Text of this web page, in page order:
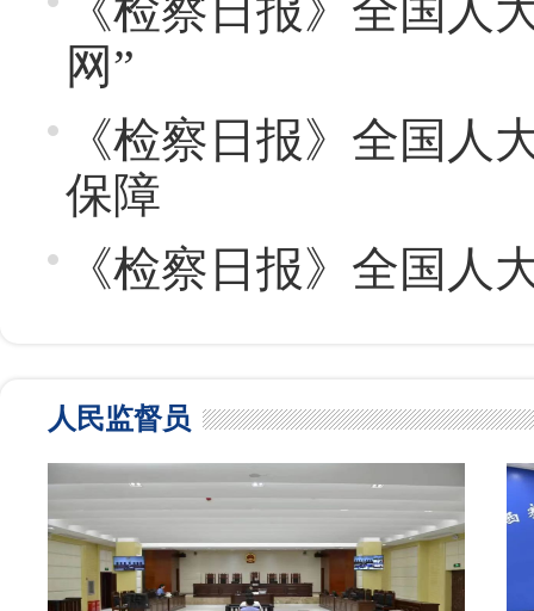
《检察日报》全国人
网”
《检察日报》全国人
保障
《检察日报》全国人
人民监督员